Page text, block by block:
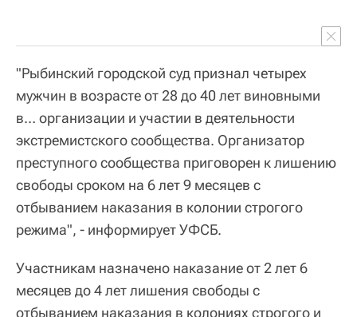
"Рыбинский городской суд признал четырех
мужчин в возрасте от 28 до 40 лет виновными
в… организации и участии в деятельности
экстремистского сообщества. Организатор
преступного сообщества приговорен к лишению
свободы сроком на 6 лет 9 месяцев с
отбыванием наказания в колонии строгого
режима", - информирует УФСБ.
Участникам назначено наказание от 2 лет 6
месяцев до 4 лет лишения свободы с
отбыванием наказания в колониях строгого и